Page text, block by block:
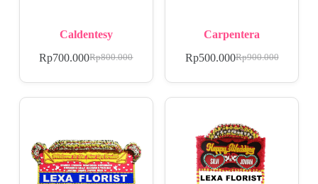
Caldentesy
Rp800.000
Rp700.000
Carpentera
Rp900.000
Rp500.000